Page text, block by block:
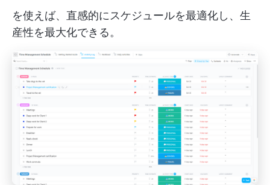
を使えば、直感的にスケジュールを最適化し、生
産性を最大化できる。